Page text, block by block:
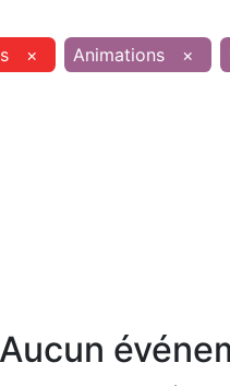
× Animations ×
Aucun